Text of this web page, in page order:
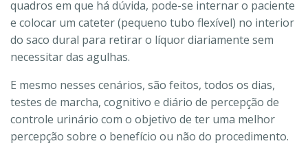
quadros em que há dúvida, pode-se internar o paciente
e colocar um cateter (pequeno tubo flexível) no interior
do saco dural para retirar o líquor diariamente sem
necessitar das agulhas.
E mesmo nesses cenários, são feitos, todos os dias,
testes de marcha, cognitivo e diário de percepção de
controle urinário com o objetivo de ter uma melhor
percepção sobre o benefício ou não do procedimento.